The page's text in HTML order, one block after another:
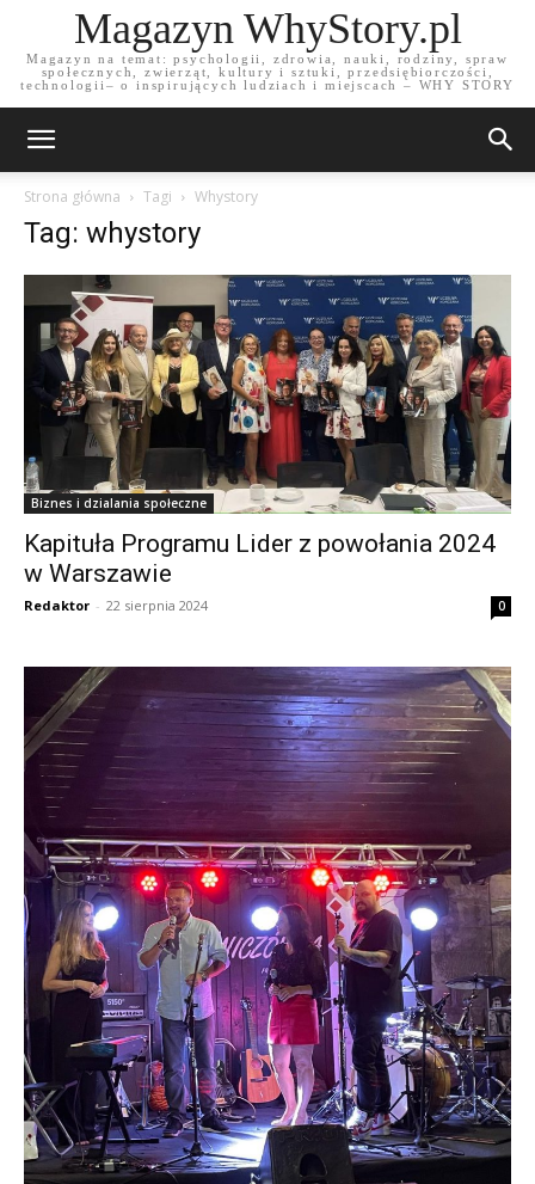
Magazyn WhyStory.pl
Magazyn na temat: psychologii, zdrowia, nauki, rodziny, spraw
społecznych, zwierząt, kultury i sztuki, przedsiębiorczości,
technologii– o inspirujących ludziach i miejscach – WHY STORY
Strona główna Tagi Whystory
Tag: whystory
Biznes i dzialania społeczne
Kapituła Programu Lider z powołania 2024
w Warszawie
Redaktor - 22 sierpnia 2024 0